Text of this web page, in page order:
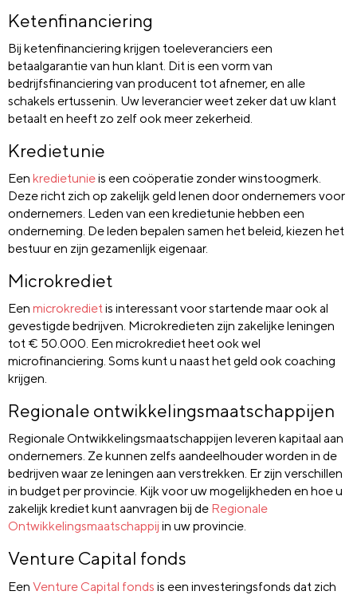
Ketenfinanciering
Bij ketenfinanciering krijgen toeleveranciers een
betaalgarantie van hun klant. Dit is een vorm van
bedrijfsfinanciering van producent tot afnemer, en alle
schakels ertussenin. Uw leverancier weet zeker dat uw klant
betaalt en heeft zo zelf ook meer zekerheid.
Kredietunie
Een kredietunieis een coöperatie zonder winstoogmerk.
Deze richt zich op zakelijk geld lenen door ondernemers voor
ondernemers. Leden van een kredietunie hebben een
onderneming. De leden bepalen samen het beleid, kiezen het
bestuur en zijn gezamenlijk eigenaar.
Microkrediet
Een microkredietis interessant voor startende maar ook al
gevestigde bedrijven. Microkredieten zijn zakelijke leningen
tot € 50.000. Een microkrediet heet ook wel
microfinanciering. Soms kunt u naast het geld ook coaching
krijgen.
Regionale ontwikkelingsmaatschappijen
Regionale Ontwikkelingsmaatschappijen leveren kapitaal aan
ondernemers. Ze kunnen zelfs aandeelhouder worden in de
bedrijven waar ze leningen aan verstrekken. Er zijn verschillen
in budget per provincie. Kijk voor uw mogelijkheden en hoe u
zakelijk krediet kunt aanvragen bij de Regionale
Ontwikkelingsmaatschappij in uw provincie.
Venture Capital fonds
Een Venture Capital fonds is een investeringsfonds dat zich